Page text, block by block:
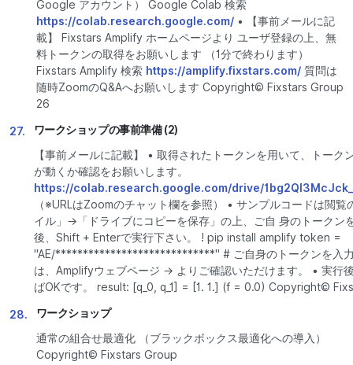
Google アカウント） Google Colab 検索
https://colab.research.google.com/• 【事前メールに記
載】 Fixstars Amplify ホームページより ユーザ登録の上、無
料トークンの取得をお願いします （1分で終わります）
Fixstars Amplify 検索 https://amplify.fixstars.com/質問は
随時ZoomのQ&Aへお願いします Copyright© Fixstars Group
26
27.
ワークショップの事前準備 (2)
【事前メールに記載】 • 取得されたトークンを用いて、トーク
が動くか確認をお願いします。
https://colab.research.google.com/drive/
（※URLはZoomのチャット欄を参照） • サンプルコードは閲
イル」→「ドライブにコピーを保存」の上、ご自 身のトークン
後、Shift + Enterで実行下さい。 ! pip install amplify token =
"AE/*****************************" # ご自身のトークンを入力
は、Amplifyウェブページ → よりご確認いただけます。 • 実行
ばOKです。 result: [q_0, q_1] = [1. 1.] (f = 0.0) Copyright©
28.
ワークショップ
通常の組合せ最適化 （ブラックボックス最適化への導入）
Copyright© Fixstars Group